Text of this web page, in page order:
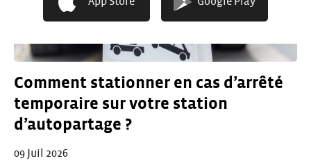
Comment stationner en cas d’arrêté
temporaire sur votre station
d’autopartage ?
09 Juil 2026